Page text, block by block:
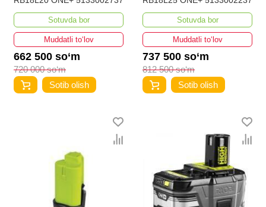
Sotuvda bor
Muddatli to‘lov
662 500 so‘m
720 000 so‘m
Sotib olish
Sotuvda bor
Muddatli to‘lov
737 500 so‘m
812 500 so‘m
Sotib olish